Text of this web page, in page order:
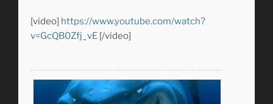
[video] https://www.youtube.com/watch?
v=GcQB0Zfj_vE [/video]